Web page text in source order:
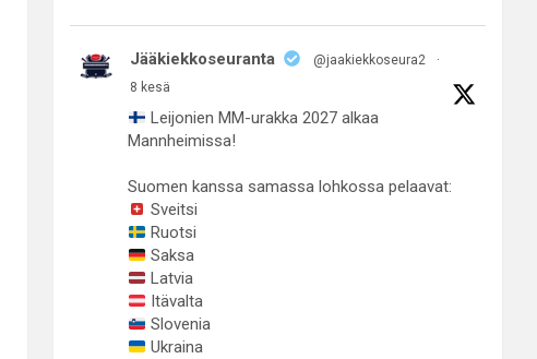
Jääkiekkoseuranta @jaakiekkoseura2
·
8 kesä
Leijonien MM-urakka 2027 alkaa
Mannheimissa!
Suomen kanssa samassa lohkossa pelaavat:
Sveitsi
Ruotsi
Saksa
Latvia
Itävalta
Slovenia
Ukraina